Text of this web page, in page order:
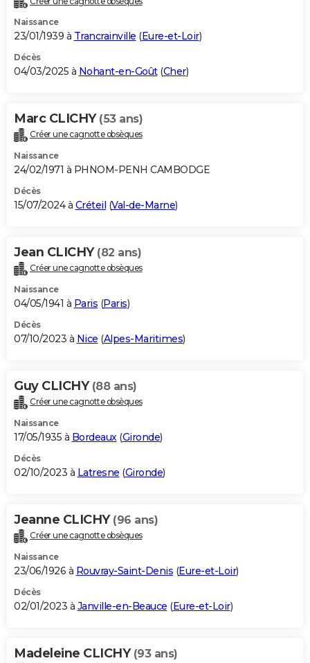
Naissance
23/01/1939 à Trancrainville (Eure-et-Loir)
Décès
04/03/2025 à Nohant-en-Goût(Cher)
Marc CLICHY (53 ans)
Créer une cagnotte obsèques
Naissance
24/02/1971 à PHNOM-PENH CAMBODGE
Décès
15/07/2024 à Créteil (Val-de-Marne)
Jean CLICHY (82 ans)
Créer une cagnotte obsèques
Naissance
04/05/1941 à Paris (Paris)
Décès
07/10/2023 à Nice (Alpes-Maritimes)
Guy CLICHY (88 ans)
Créer une cagnotte obsèques
Naissance
17/05/1935 à Bordeaux(Gironde)
Décès
02/10/2023 à Latresne (Gironde)
Jeanne CLICHY (96 ans)
Créer une cagnotte obsèques
Naissance
23/06/1926 à Rouvray-Saint-Denis (Eure-et-Loir)
Décès
02/01/2023 à Janville-en-Beauce (Eure-et-Loir)
Madeleine CLICHY (93 ans)